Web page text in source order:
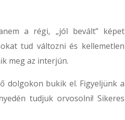
a régi, „jól bevált” képet
tud változni és kellemetlen
meg az interjún.
dolgokon bukik el. Figyeljünk a
tudjuk orvosolni! Sikeres